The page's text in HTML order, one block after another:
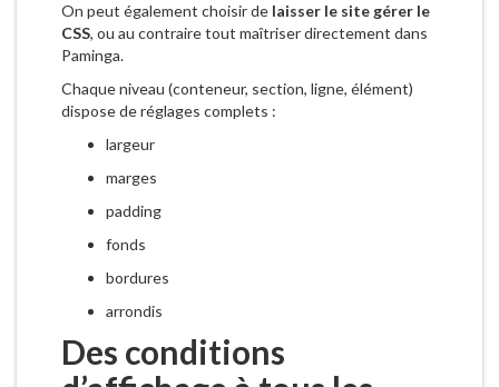
On peut également choisir de laisser le site gérer le
CSS, ou au contraire tout maîtriser directement dans
Paminga.
Chaque niveau (conteneur, section, ligne, élément)
dispose de réglages complets :
largeur
marges
padding
fonds
bordures
arrondis
Des conditions